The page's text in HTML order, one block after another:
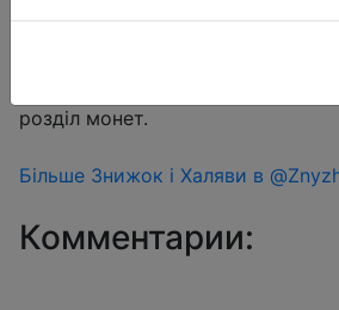
Знижка монетками 125 Coins у
розділ монет.
Більше Знижок і Халяви в
Комментарии: